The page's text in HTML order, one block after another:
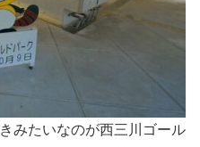
みたいなのが西三川ゴール